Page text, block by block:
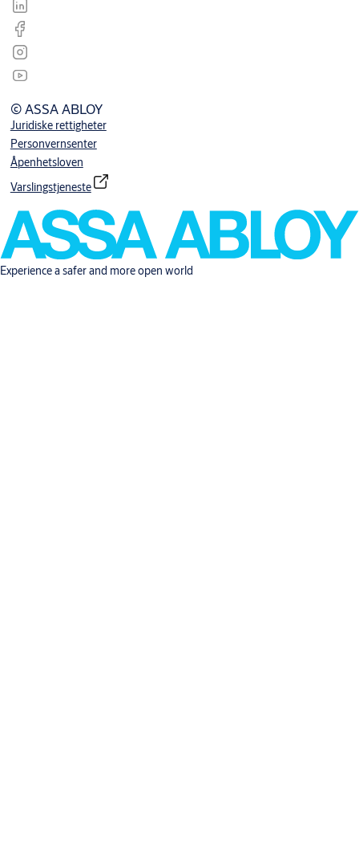
© ASSA ABLOY
Juridiske rettigheter
Personvernsenter
Åpenhetsloven
Varslingstjeneste
Experience a safer and more open world